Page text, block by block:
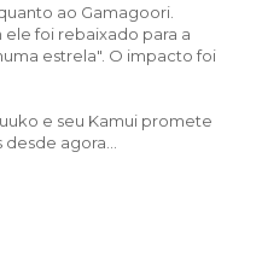
ao Gamagoori.
ele foi rebaixado para a
estrela". O impacto foi
e seu Kamui promete
agora...